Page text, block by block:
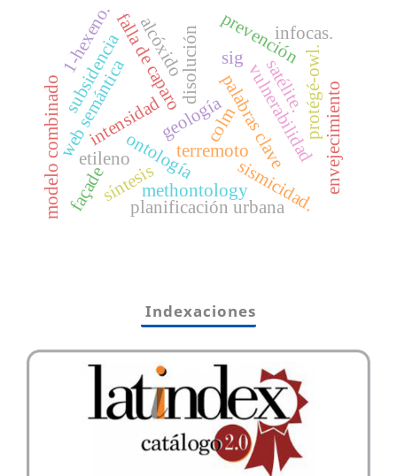
palabras clave
terremoto
intensidad vulnerabilidad
falla de caparo
sismicidad.
ontología
web semántica
methontology
protégé-owl.
modelo combinado geología
satélite.
sig
subsidencia
colm
planificación urbana
prevención
envejecimiento
disolución
alcóxido
etileno
1-hexeno.
síntesis
infocas.
façade
Indexaciones